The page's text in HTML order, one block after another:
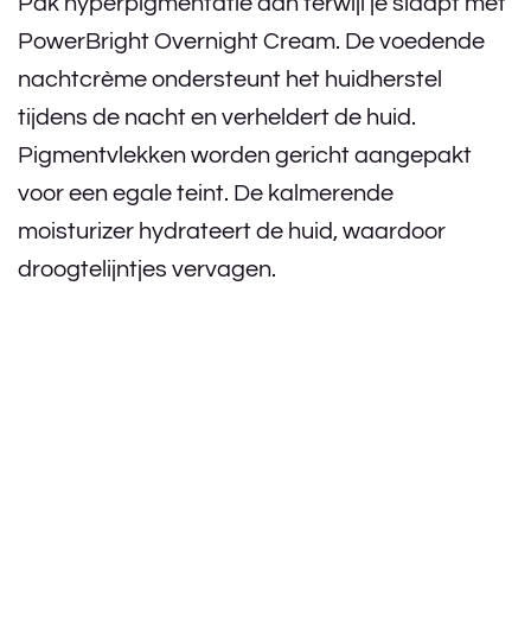
PowerBright Overnight Cream. De voedende
nachtcrème ondersteunt het huidherstel
tijdens de nacht en verheldert de huid.
Pigmentvlekken worden gericht aangepakt
voor een egale teint. De kalmerende
moisturizer hydrateert de huid, waardoor
droogtelijntjes vervagen.